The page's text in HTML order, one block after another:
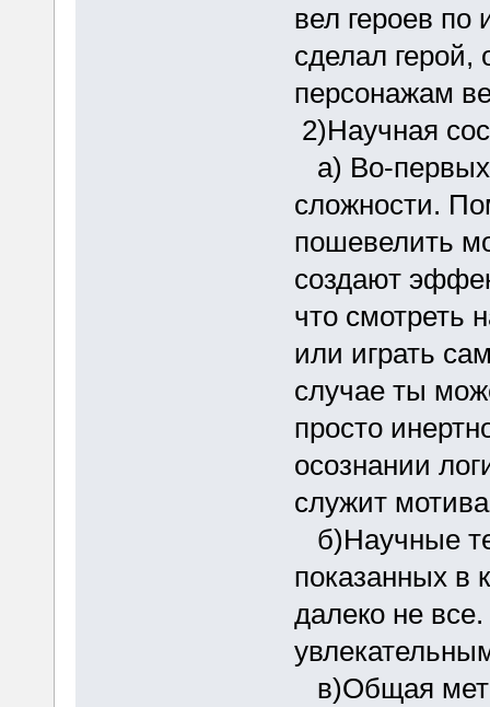
вел героев
сделал
персонажам
2)Научная
а) Во-
сложности.
пошевелить
создают
что смотреть
или играть
случае ты
просто
осознании
служит
б)Научные
показанных в
далеко не
в)Общая